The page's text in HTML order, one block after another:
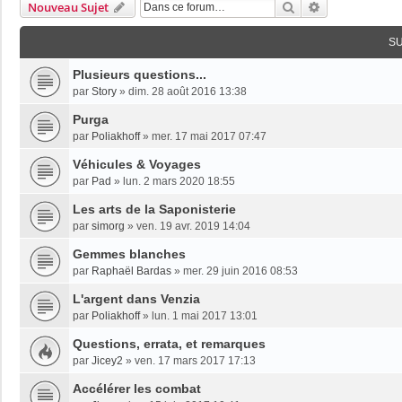
Nouveau Sujet Rechercher
Plusieurs questions...
par Story » dim. 28 août 2016 13:38
Purga
par Poliakhoff» mer. 17 mai 2017 07:47
Véhicules & Voyages
par Pad » lun. 2 mars 2020 18:55
Les arts de la Saponisterie
par simorg » ven. 19 avr. 2019 14:04
Gemmes blanches
par Raphaël Bardas » mer. 29 juin 2016 08:53
L'argent dans Venzia
par Poliakhoff» lun. 1 mai 2017 13:01
Questions, errata, et remarques
par Jicey2 » ven. 17 mars 2017 17:13
Accélérer les combat